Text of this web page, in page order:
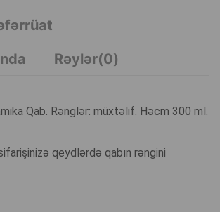
Rəylər(0)
Qab. Rənglər: müxtəlif. Həcm 300 ml.
qeydlərdə qabın rəngini